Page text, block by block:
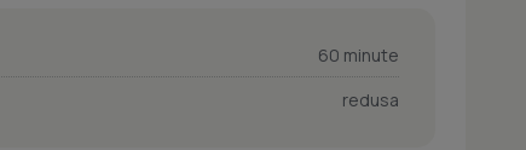
60 minute
redusa